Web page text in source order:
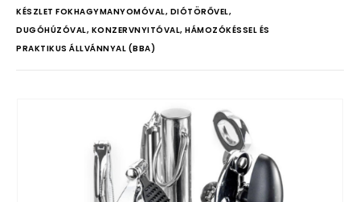
KÉSZLET FOKHAGYMANYOMÓVAL, DIÓTÖRŐVEL,
DUGÓHÚZÓVAL, KONZERVNYITÓVAL, HÁMOZÓKÉSSEL ÉS
PRAKTIKUS ÁLLVÁNNYAL (BBA)